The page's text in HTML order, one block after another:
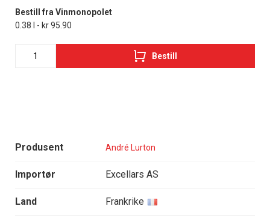
Produsent André Lurton
Importør Excellars AS
Land Frankrike
Bestill fra Vinmonopolet
0.38 l - kr 95.90
Bestill